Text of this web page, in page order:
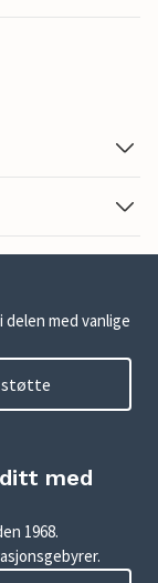
med vanlige
støtte
med
1968.